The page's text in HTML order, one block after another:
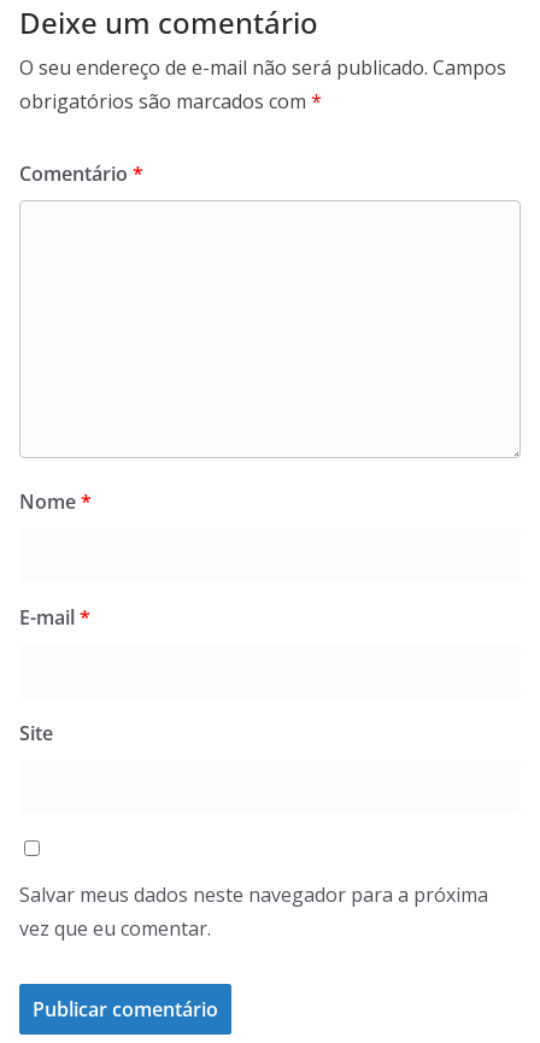
Deixe um comentário
O seu endereço de e-mail não será publicado. Campos
obrigatórios são marcados com *
Comentário *
Nome*
E-mail*
Site
Salvar meus dados neste navegador para a próxima
vez que eu comentar.